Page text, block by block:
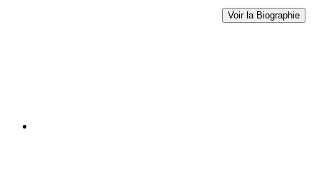
Voir la Biographie